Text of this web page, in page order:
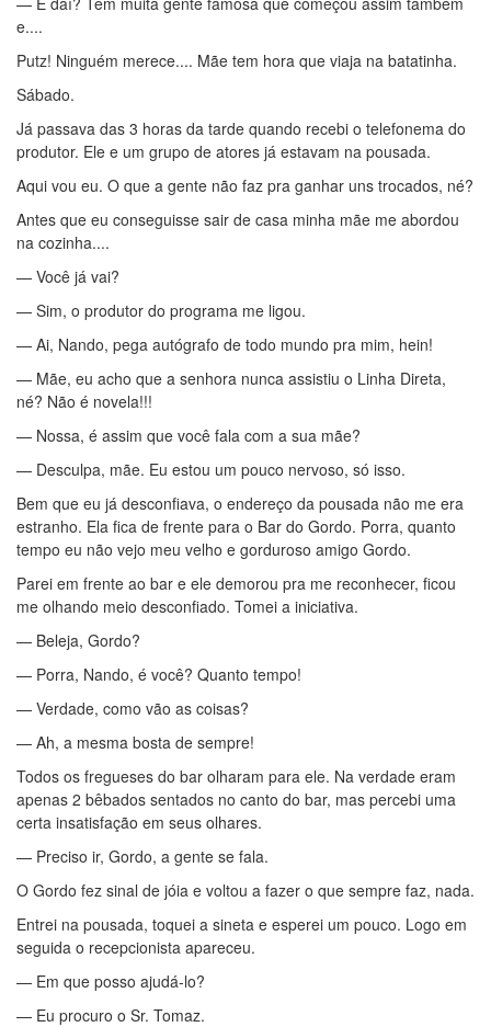
e....
Putz! Ninguém merece.... Mãe tem hora que viaja na batatinha.
Sábado.
Já passava das 3 horas da tarde quando recebi o telefonema do
produtor. Ele e um grupo de atores já estavam na pousada.
Aqui vou eu. O que a gente não faz pra ganhar uns trocados, né?
Antes que eu conseguisse sair de casa minha mãe me abordou
na cozinha....
— Você já vai?
— Sim, o produtor do programa me ligou.
— Ai, Nando, pega autógrafo de todo mundo pra mim, hein!
— Mãe, eu acho que a senhora nunca assistiu o Linha Direta,
né? Não é novela!!!
— Nossa, é assim que você fala com a sua mãe?
— Desculpa, mãe. Eu estou um pouco nervoso, só isso.
Bem que eu já desconfiava, o endereço da pousada não me era
estranho. Ela fica de frente para o Bar do Gordo. Porra, quanto
tempo eu não vejo meu velho e gorduroso amigo Gordo.
Parei em frente ao bar e ele demorou pra me reconhecer, ficou
me olhando meio desconfiado. Tomei a iniciativa.
— Beleja, Gordo?
— Porra, Nando, é você? Quanto tempo!
— Verdade, como vão as coisas?
— Ah, a mesma bosta de sempre!
Todos os fregueses do bar olharam para ele. Na verdade eram
apenas 2 bêbados sentados no canto do bar, mas percebi uma
certa insatisfação em seus olhares.
— Preciso ir, Gordo, a gente se fala.
O Gordo fez sinal de jóia e voltou a fazer o que sempre faz, nada.
Entrei na pousada, toquei a sineta e esperei um pouco. Logo em
seguida o recepcionista apareceu.
— Em que posso ajudá-lo?
— Eu procuro o Sr. Tomaz.